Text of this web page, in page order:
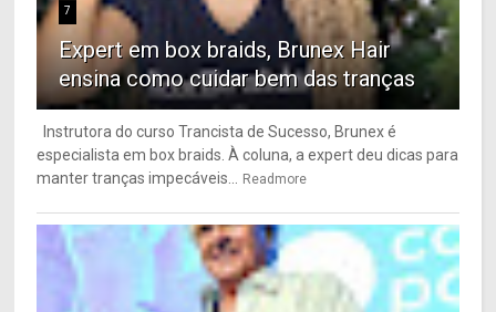
7
Expert em box braids, Brunex Hair
ensina como cuidar bem das tranças
Instrutora do curso Trancista de Sucesso, Brunex é
especialista em box braids. À coluna, a expert deu dicas para
manter tranças impecáveis... Readmore